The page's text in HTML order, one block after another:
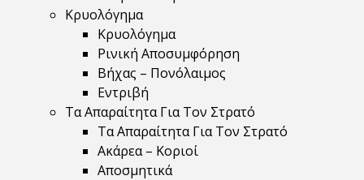
Κρυολόγημα
Κρυολόγημα
Ρινική Αποσυμφόρηση
Βήχας – Πονόλαιμος
Εντριβή
Τα Απαραίτητα Για Τον Στρατό
Τα Απαραίτητα Για Τον Στρατό
Ακάρεα – Κοριοί
Αποσμητικά